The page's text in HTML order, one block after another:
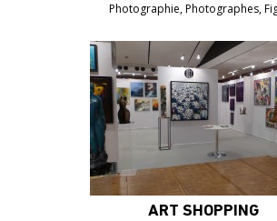
Photographie, Photographes,
ART SHOPPING